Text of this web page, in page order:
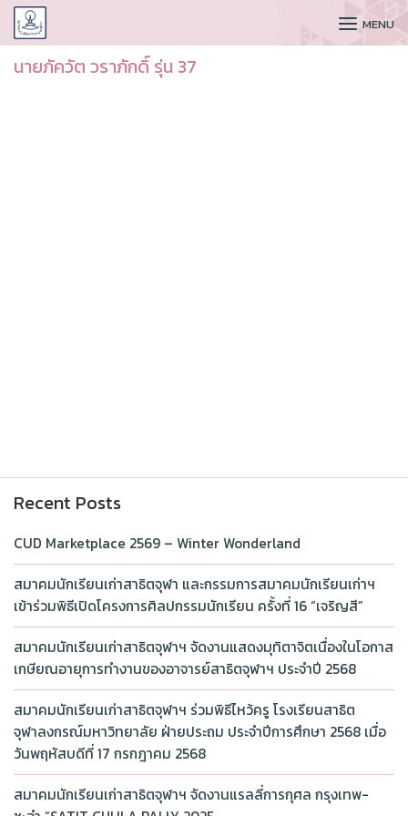
CUDAA MENU
นายภัควัต วราภักดิ์ รุ่น 37
Recent Posts
CUD Marketplace 2569 – Winter Wonderland
สมาคมนักเรียนเก่าสาธิตจุฬา และกรรมการสมาคมนักเรียนเก่าฯ
เข้าร่วมพิธีเปิดโครงการศิลปกรรมนักเรียน ครั้งที่ 16 “เจริญสี”
สมาคมนักเรียนเก่าสาธิตจุฬาฯ จัดงานแสดงมุทิตาจิตเนื่องในโอกาส
เกษียณอายุการทำงานของอาจารย์สาธิตจุฬาฯ ประจำปี 2568
สมาคมนักเรียนเก่าสาธิตจุฬาฯ ร่วมพิธีไหว้ครู โรงเรียนสาธิต
จุฬาลงกรณ์มหาวิทยาลัย ฝ่ายประถม ประจำปีการศึกษา 2568 เมื่อ
วันพฤหัสบดีที่ 17 กรกฎาคม 2568
สมาคมนักเรียนเก่าสาธิตจุฬาฯ จัดงานแรลลี่การกุศล กรุงเทพ-